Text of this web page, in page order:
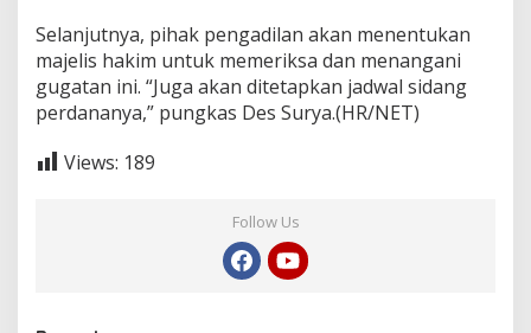
Selanjutnya, pihak pengadilan akan menentukan
majelis hakim untuk memeriksa dan menangani
gugatan ini. “Juga akan ditetapkan jadwal sidang
perdananya,” pungkas Des Surya.(HR/NET)
Views: 189
Follow Us